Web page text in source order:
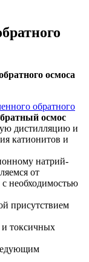
осмоса
обратного
осмос
дистилляцию и
катионитов и
натрий-
от
с необходимостью
присутствием
и токсичных